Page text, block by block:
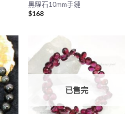
黑曜石10mm手鏈
$168
已售完